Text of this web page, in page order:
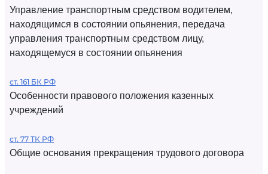
Управление транспортным средством водителем,
находящимся в состоянии опьянения, передача
управления транспортным средством лицу,
находящемуся в состоянии опьянения
ст. 161 БК РФ
Особенности правового положения казенных
учреждений
ст. 77 ТК РФ
Общие основания прекращения трудового договора